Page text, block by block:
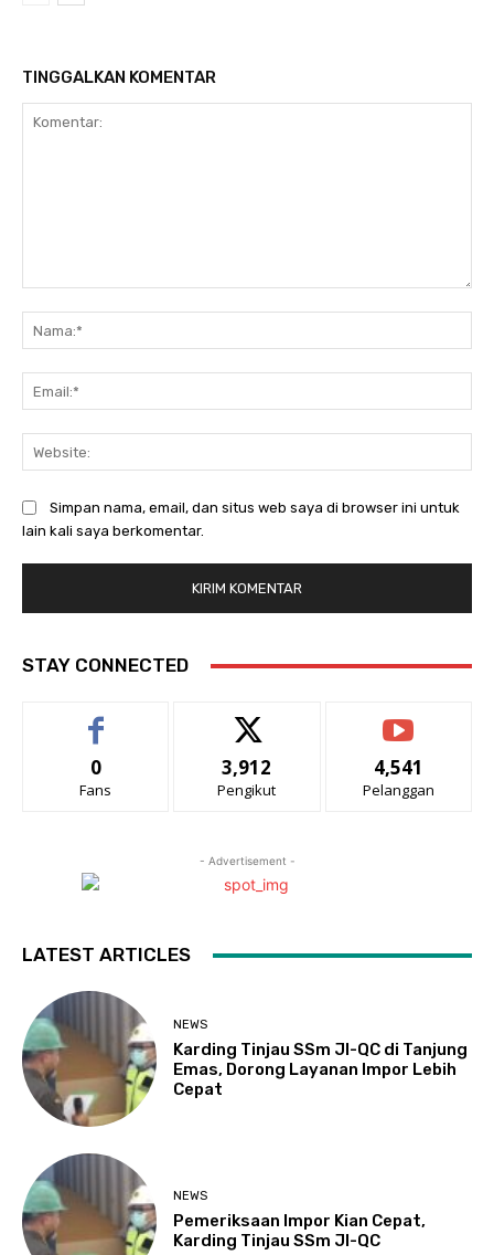
TINGGALKAN KOMENTAR
Simpan nama, email, dan situs web saya di browser ini untuk
lain kali saya berkomentar.
STAY CONNECTED
0
Fans
3,912
Pengikut
4,541
Pelanggan
- Advertisement -
LATEST ARTICLES
NEWS
Karding Tinjau SSm JI-QC di Tanjung
Emas, Dorong Layanan Impor Lebih
Cepat
NEWS
Pemeriksaan Impor Kian Cepat,
Karding Tinjau SSm JI-QC